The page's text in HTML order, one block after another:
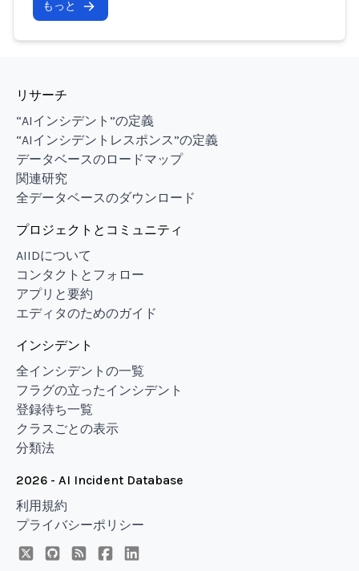
もっと
リサーチ
“AIインシデント”の定義
“AIインシデントレスポンス”の定義
データベースのロードマップ
関連研究
全データベースのダウンロード
プロジェクトとコミュニティ
AIIDについて
コンタクトとフォロー
アプリと要約
エディタのためのガイド
インシデント
全インシデントの一覧
フラグの立ったインシデント
登録待ち一覧
クラスごとの表示
分類法
2026 - AI Incident Database
利用規約
プライバシーポリシー